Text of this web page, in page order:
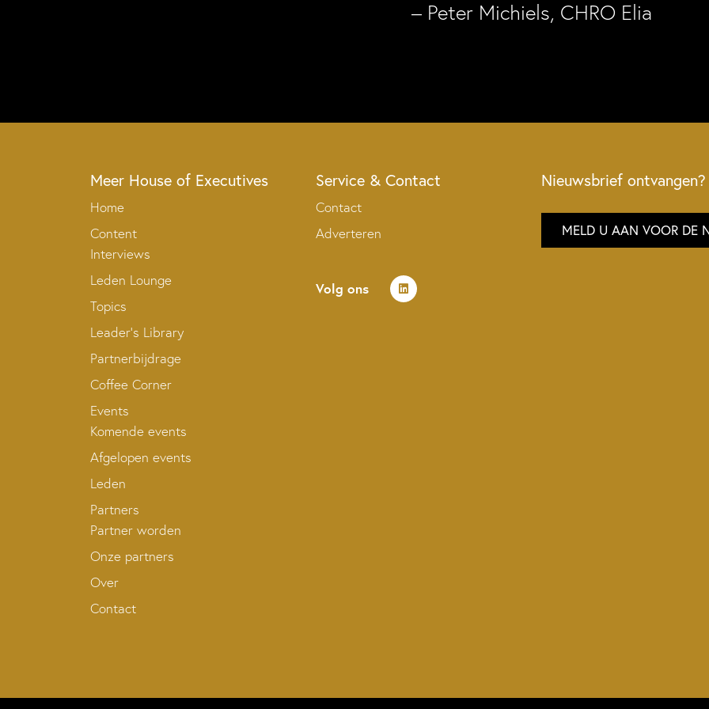
– Peter Michiels, CHRO Elia
Meer House of Executives
Home
Content
Interviews
Leden Lounge
Topics
Leader’s Library
Partnerbijdrage
Coffee Corner
Events
Komende events
Afgelopen events
Leden
Partners
Partner worden
Onze partners
Over
Contact
Service & Contact
Contact
Adverteren
Volg ons
Nieuwsbrief ontvangen?
MELD U AAN VOOR DE